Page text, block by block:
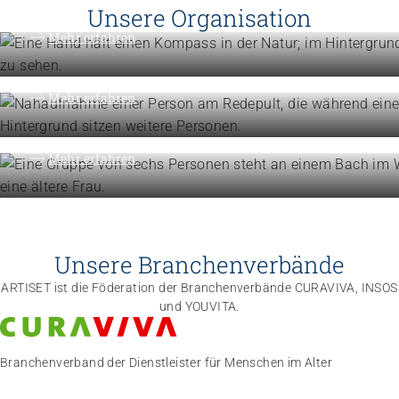
Unsere Organisation
Mehr erfahren
Engagement
Politik und Positionen
Mehr erfahren
Organisation
Die Föderation im Überblick
Mehr erfahren
Unsere Branchenverbände
ARTISET ist die Föderation der Branchenverbände CURAVIVA, INSOS
und YOUVITA.
Branchenverband der Dienstleister für Menschen im Alter